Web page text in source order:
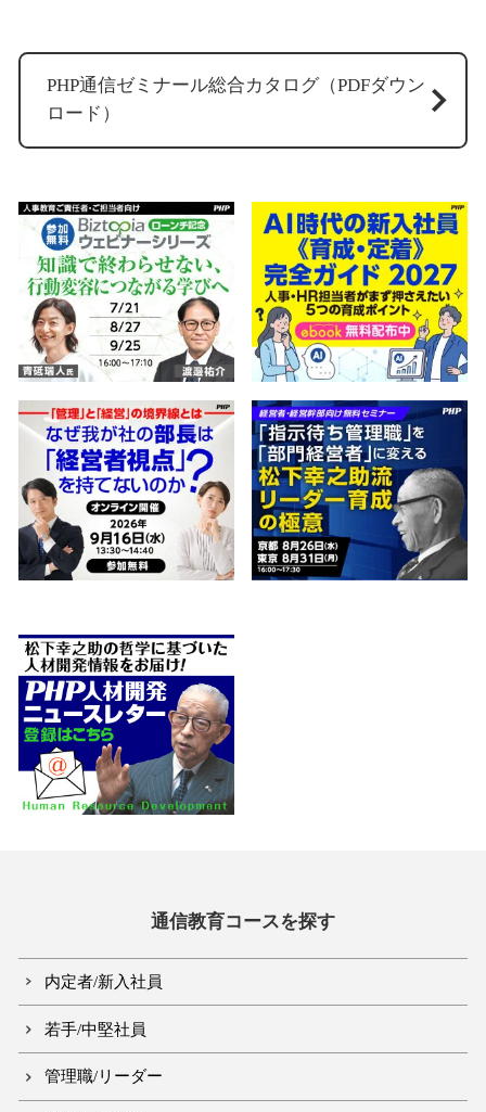
PHP通信ゼミナール総合カタログ（PDFダウン
ロード）
通信教育コースを探す
内定者/新入社員
若手/中堅社員
管理職/リーダー